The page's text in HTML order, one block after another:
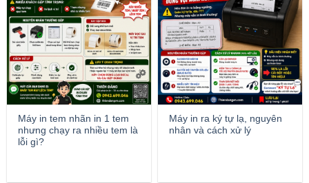
Máy in tem nhãn in 1 tem
nhưng chạy ra nhiều tem là
lỗi gì?
Máy in ra ký tự lạ, nguyên
nhân và cách xử lý